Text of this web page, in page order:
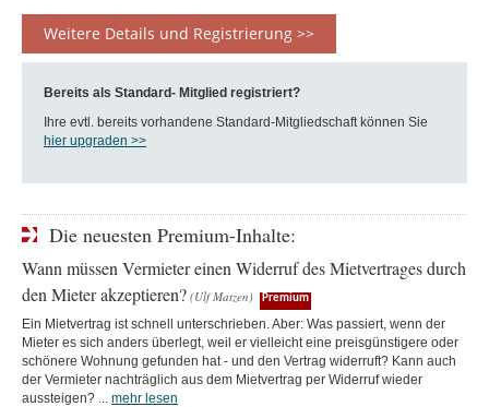
Weitere Details und Registrierung >>
Bereits als Standard- Mitglied registriert?
Ihre evtl. bereits vorhandene Standard-Mitgliedschaft können Sie
hier upgraden >>
Die neuesten Premium-Inhalte:
Wann müssen Vermieter einen Widerruf des Mietvertrages durch
den Mieter akzeptieren? (Ulf Matzen) Premium
Ein Mietvertrag ist schnell unterschrieben. Aber: Was passiert, wenn der
Mieter es sich anders überlegt, weil er vielleicht eine preisgünstigere oder
schönere Wohnung gefunden hat - und den Vertrag widerruft? Kann auch
der Vermieter nachträglich aus dem Mietvertrag per Widerruf wieder
aussteigen? ... mehr lesen